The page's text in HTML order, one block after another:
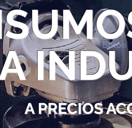
A PRECIOS
Botón